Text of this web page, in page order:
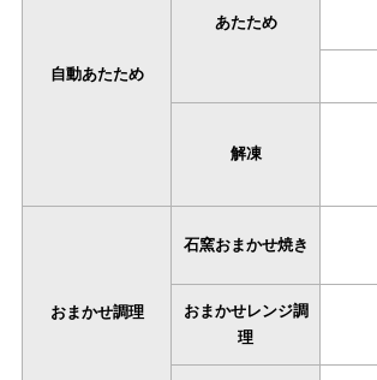
自動あたため
あたため
解凍
おまかせ調理
石窯おまかせ焼き
おまかせレンジ調
理